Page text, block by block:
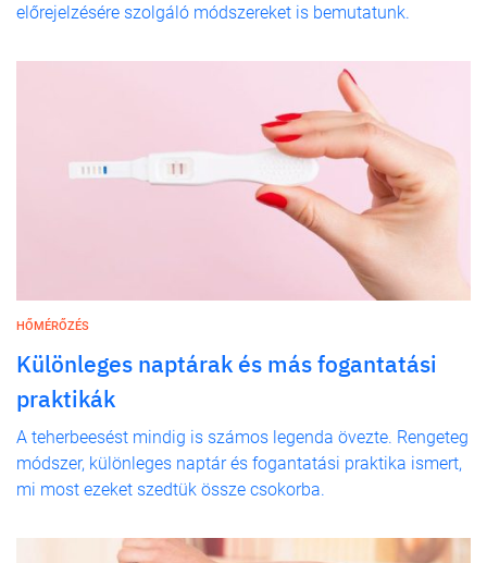
előrejelzésére szolgáló módszereket is bemutatunk.
HŐMÉRŐZÉS
Különleges naptárak és más fogantatási
praktikák
A teherbeesést mindig is számos legenda övezte. Rengeteg
módszer, különleges naptár és fogantatási praktika ismert,
mi most ezeket szedtük össze csokorba.